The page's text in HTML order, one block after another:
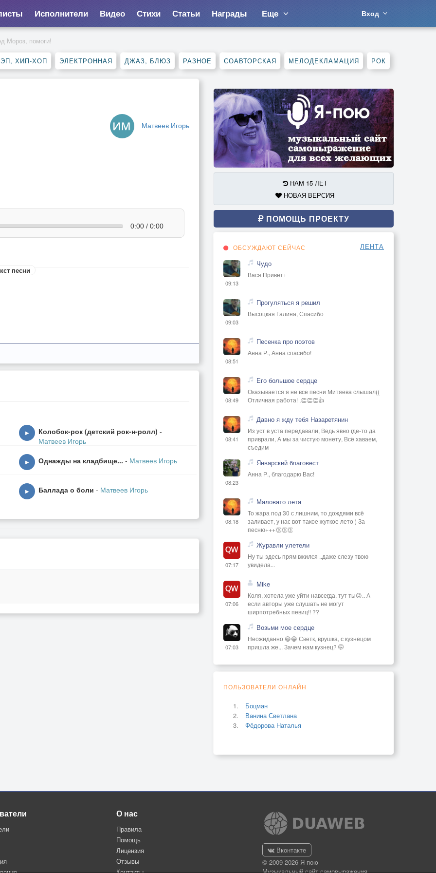
Исполнители Видео Стихи Статьи Награды Еще Вход
Мороз, помоги!
ХИП-ХОП ЭЛЕКТРОННАЯ ДЖАЗ, БЛЮЗ РАЗНОЕ СОАВТОРСКАЯ МЕЛОДЕКЛАМАЦИЯ РОК
Матвеев Игорь
0:00 / 0:00
песни
▶ Колобок-рок (детский рок-н-ролл) -
Матвеев Игорь
▶ Однажды на кладбище... - Матвеев Игорь
▶ Баллада о боли - Матвеев Игорь
НАМ 15 ЛЕТ
НОВАЯ ВЕРСИЯ
ПОМОЩЬ ПРОЕКТУ
ОБСУЖДАЮТ СЕЙЧАС ЛЕНТА
09:13
Чудо
Вася Привет+
09:03
Прогуляться я решил
Высоцкая Галина, Спасибо
08:51
Песенка про поэтов
Анна Р., Анна спасибо!
08:49
Его большое сердце
Оказывается я не все песни Митяева слышал((
Отличная работа! ,👏👏👏👍
08:41
Давно я жду тебя Назаретянин
Из уст в уста передавали, Ведь явно где-то да
приврали, А мы за чистую монету, Всё хаваем,
съедим
08:23
Январский благовест
Анна Р., благодарю Вас!
08:18
Маловато лета
То жара под 30 с лишним, то дождями всё
заливает, у нас вот такое жуткое лето ) За
песню+++👏👏👏
07:17
Журавли улетели
Ну ты здесь прям вжился ..даже слезу твою
увидела...
07:06
Mike
Коля, хотела уже уйти навсегда, тут ты😜.. А
если авторы уже слушать не могут
ширпотребных певиц!! ??
07:03
Возьми мое сердце
Неожиданно 😄😁 Светк, врушка, с кузнецом
пришла же... Зачем нам кузнец? 🤭
ПОЛЬЗОВАТЕЛИ ОНЛАЙН
Боцман
Ванина Светлана
Фёдорова Наталья
О нас
Правила
Помощь
Лицензия
Отзывы
Вконтакте
© 2009-2026 Я-пою